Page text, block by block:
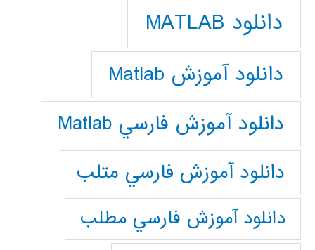
دانلود MATLAB
دانلود آموزش Matlab
دانلود آموزش فارسي Matlab
دانلود آموزش فارسي متلب
دانلود آموزش فارسي مطلب